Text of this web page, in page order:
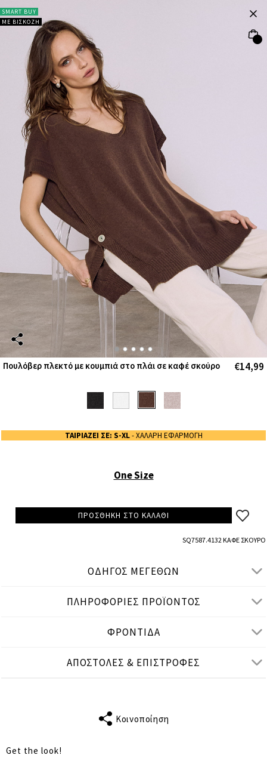
SMART BUY
ΜΕ ΒΙΣΚΟΖΗ
Πουλόβερ πλεκτό με κουμπιά στο πλάι σε καφέ σκούρο €14,99
ΤΑΙΡΙΑΖΕΙ ΣΕ: S-XL- ΧΑΛΑΡΗ ΕΦΑΡΜΟΓΗ
One Size
ΠΡΟΣΘΗΚΗ ΣΤΟ ΚΑΛΑΘΙ
SQ7587.4132 ΚΑΦΕ ΣΚΟΥΡΟ
ΟΔΗΓΟΣ ΜΕΓΕΘΩΝ
● ΧΑΛΑΡΗ ΕΦΑΡΜΟΓΗ
in
ΣΤΗΘΟΣ
One Size
22
ΠΛΗΡΟΦΟΡΙΕΣ ΠΡΟΪΟΝΤΟΣ
ΦΡΟΝΤΙΔΑ
ΑΠΟΣΤΟΛΕΣ & ΕΠΙΣΤΡΟΦΕΣ
Κοινοποίηση
Get the look!